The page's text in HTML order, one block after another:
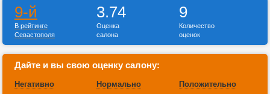
9-й
В рейтинге
Севастополя
3.74
Оценка
салона
9
Количество
оценок
Дайте и вы свою оценку салону:
Негативно Нормально Положительно